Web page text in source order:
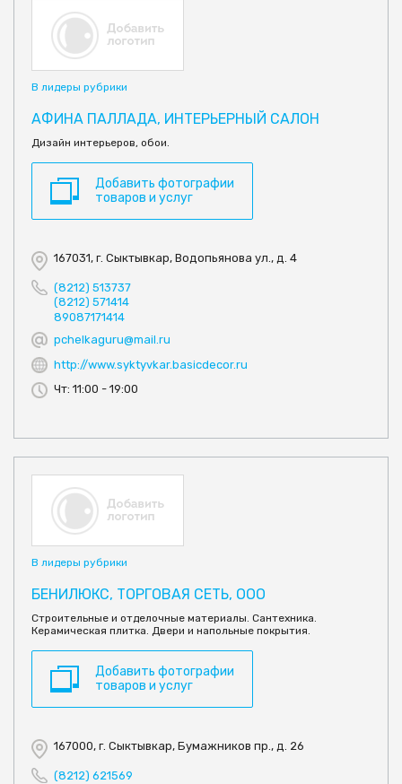
В лидеры рубрики
АФИНА ПАЛЛАДА, ИНТЕРЬЕРНЫЙ САЛОН
Дизайн интерьеров, обои.
Добавить фотографии
товаров и услуг
167031, г. Сыктывкар, Водопьянова ул., д. 4
(8212) 513737
(8212) 571414
89087171414
pchelkaguru@mail.ru
http://www.syktyvkar.basicdecor.ru
Чт: 11:00 - 19:00
В лидеры рубрики
БЕНИЛЮКС, ТОРГОВАЯ СЕТЬ, ООО
Строительные и отделочные материалы. Сантехника.
Керамическая плитка. Двери и напольные покрытия.
Добавить фотографии
товаров и услуг
167000, г. Сыктывкар, Бумажников пр., д. 26
(8212) 621569